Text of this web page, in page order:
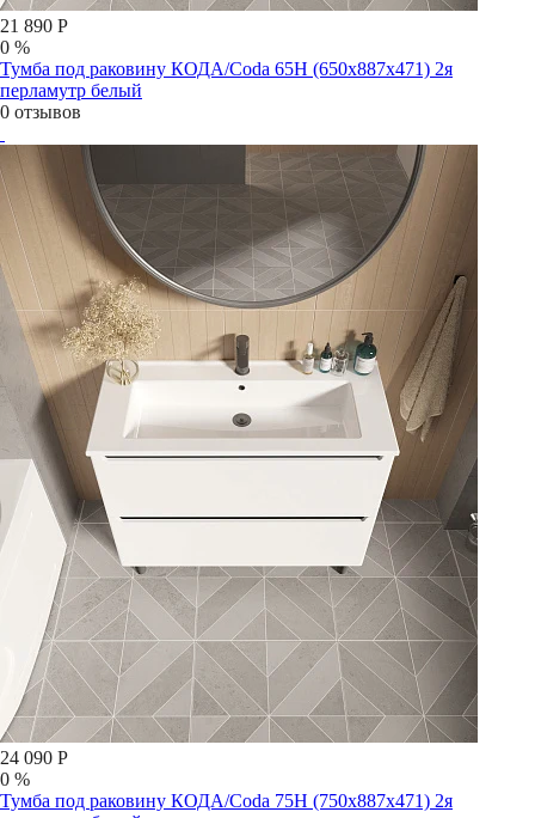
21 890 Р
0 %
Тумба под раковину КОДА/Coda 65Н (650х887х471) 2я
перламутр белый
0 отзывов
24 090 Р
0 %
Тумба под раковину КОДА/Coda 75Н (750х887х471) 2я